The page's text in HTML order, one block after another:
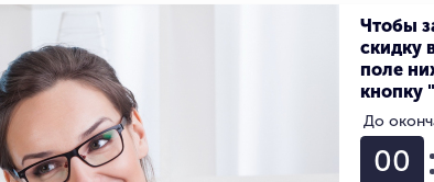
ПЛАТНЫХ МЕДИЦИНСКИХ УСЛУГ
лицензией клиники,
Чтобы
скидку
поле
кнопку
До
00